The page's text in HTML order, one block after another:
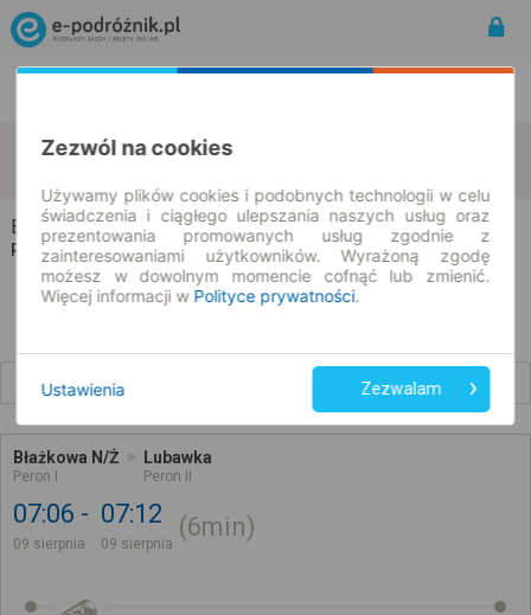
Błażkowa
Lubawka
Błażkowa → Lubawka
Rozkład jazdy i bilety
Błażkowa N/Ż
Peron I
Lubawka
Peron II
07:06
09 sierpnia
07:12
09 sierpnia
6min
Zezwól na cookies
Używamy plików cookies i podobnych technologii w celu
świadczenia i ciągłego ulepszania naszych usług oraz
prezentowania promowanych usług zgodnie z
zainteresowaniami użytkowników. Wyrażoną zgodę
możesz w dowolnym momencie cofnąć lub zmienić.
Więcej informacji w Polityce prywatności.
Ustawienia Zezwalam